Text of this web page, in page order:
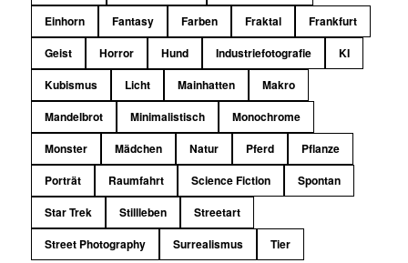
Einhorn
Fantasy Farben Fraktal
Frankfurt
Geist
Horror Hund Industriefotografie
KI
Kubismus
Licht Mainhatten
Makro
Mandelbrot
Minimalistisch
Monochrome
Monster
Mädchen Natur Pferd
Pflanze
Porträt
Raumfahrt Science Fiction
Spontan
Star Trek
Stillleben
Streetart
Street Photography
Surrealismus Tier